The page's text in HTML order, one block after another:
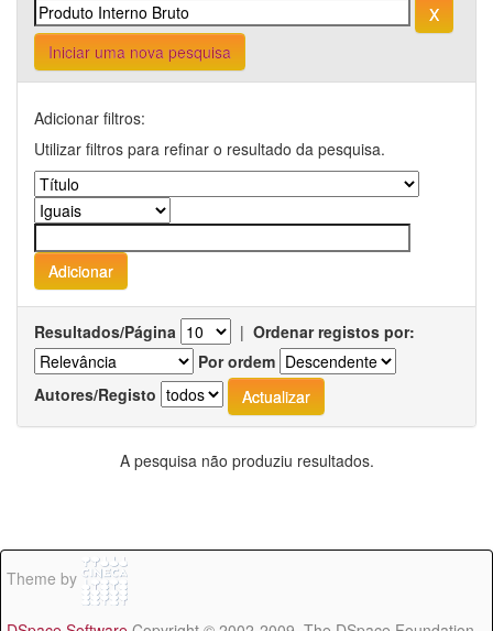
Iniciar uma nova pesquisa
Adicionar filtros:
Utilizar filtros para refinar o resultado da pesquisa.
Resultados/Página | Ordenar registos por:
Por ordem
Autores/Registo
A pesquisa não produziu resultados.
Theme by